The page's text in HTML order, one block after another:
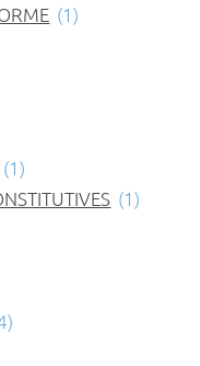
(1)
(1)
(1)